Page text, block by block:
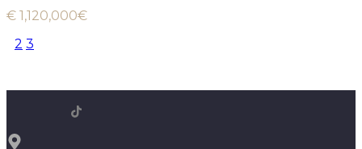
€ 1,120,000€
2 3